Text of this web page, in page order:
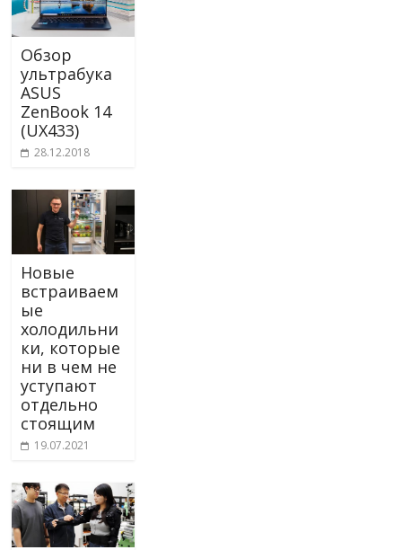
Обзор
ультрабука
ASUS
ZenBook 14
(UX433)
28.12.2018
Новые
встраиваем
ые
холодильни
ки, которые
ни в чем не
уступают
отдельно
стоящим
19.07.2021